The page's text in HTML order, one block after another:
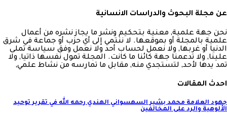
عن مجلة البحوث والدراسات الانسانية
نحن جهة علمية, معنية بتحكيم ونشر ما يجاز نشره من أعمال
علمية بالمجلة أو بموقعها. لا ننتمي إلى أي حزب أو جماعة في شرق
الدنيا أو غربها, ولا نعمل لحساب أحد ولا نعمل وفق سياسة تملى
علينا, ولا تدعمنا جهة كائنا ما كانت. المجلة تمول نفسها ذاتيا, ولا
تمد يدها لأحد, لتستجدي منه, مقابل ما تمارسه من نشاط علمي,
احدث المقالات
جهود العلامة محمد بشير السهسواني الهندي رحمه الله في تقرير توحيد
الألوهية والرد على المخالفين